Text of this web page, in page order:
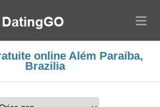
online Além Paraíba,
Brazilia